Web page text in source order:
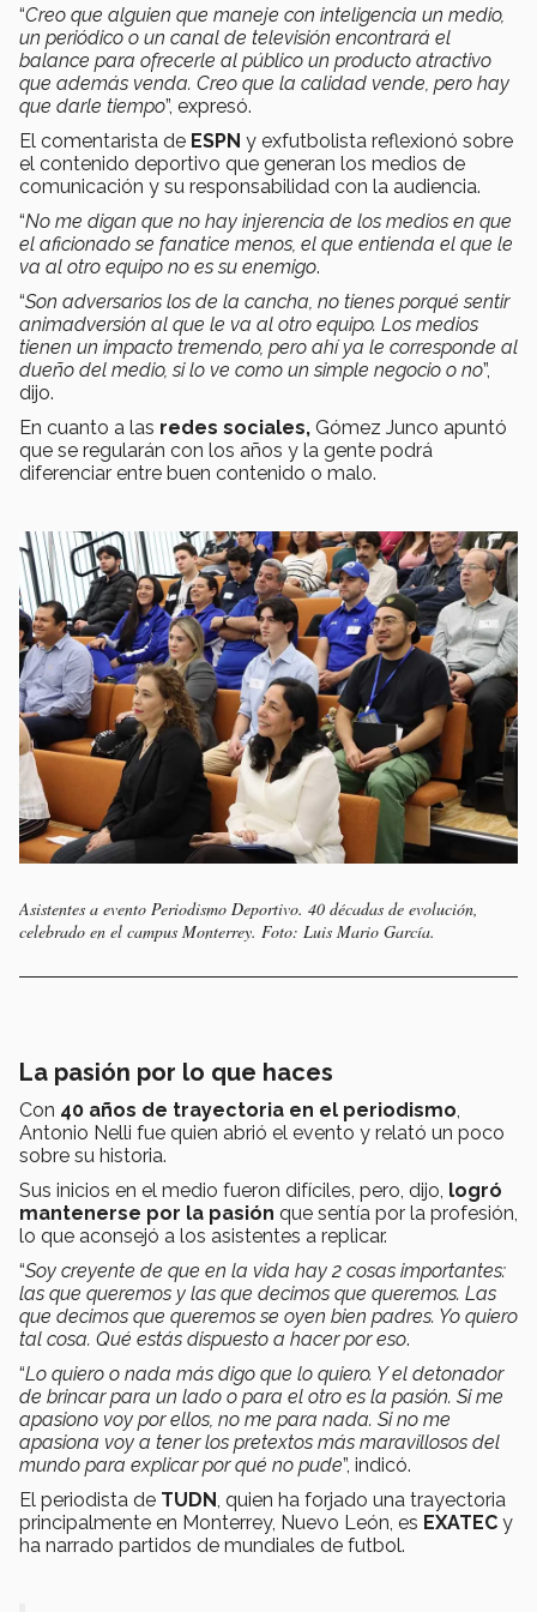
“Creo que alguien que maneje con inteligencia un medio,
un periódico o un canal de televisión encontrará el
balance para ofrecerle al público un producto atractivo
que además venda. Creo que la calidad vende, pero hay
que darle tiempo”, expresó.
El comentarista de ESPN y exfutbolista reflexionó sobre
el contenido deportivo que generan los medios de
comunicación y su responsabilidad con la audiencia.
“No me digan que no hay injerencia de los medios en que
el aficionado se fanatice menos, el que entienda el que le
va al otro equipo no es su enemigo.
“Son adversarios los de la cancha, no tienes porqué sentir
animadversión al que le va al otro equipo. Los medios
tienen un impacto tremendo, pero ahí ya le corresponde al
dueño del medio, si lo ve como un simple negocio o no”,
dijo.
En cuanto a las redes sociales, Gómez Junco apuntó
que se regularán con los años y la gente podrá
diferenciar entre buen contenido o malo.
Asistentes a evento Periodismo Deportivo. 40 décadas de evolución,
celebrado en el campus Monterrey. Foto: Luis Mario García.
La pasión por lo que haces
Con 40 años de trayectoria en el periodismo,
Antonio Nelli fue quien abrió el evento y relató un poco
sobre su historia.
Sus inicios en el medio fueron difíciles, pero, dijo, logró
mantenerse por la pasión que sentía por la profesión,
lo que aconsejó a los asistentes a replicar.
“Soy creyente de que en la vida hay 2 cosas importantes:
las que queremos y las que decimos que queremos. Las
que decimos que queremos se oyen bien padres. Yo quiero
tal cosa. Qué estás dispuesto a hacer por eso.
“Lo quiero o nada más digo que lo quiero. Y el detonador
de brincar para un lado o para el otro es la pasión. Si me
apasiono voy por ellos, no me para nada. Si no me
apasiona voy a tener los pretextos más maravillosos del
mundo para explicar por qué no pude”, indicó.
El periodista de TUDN, quien ha forjado una trayectoria
principalmente en Monterrey, Nuevo León, es EXATEC y
ha narrado partidos de mundiales de futbol.